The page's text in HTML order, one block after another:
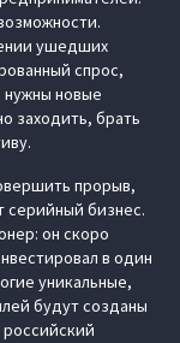
ушедших
спрос,
нужны новые
заходить, брать
прорыв,
серийный бизнес.
он скоро
в один
уникальные,
будут созданы